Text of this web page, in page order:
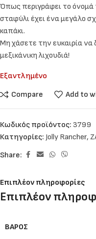
Όπως περιγράφει το όνομά
σταφύλι έχει ένα μεγάλο
καπάκι.
Μη χάσετε την ευκαιρία να
μεξικάνικη λιχουδιά!
Εξαντλημένο
Compare
Add to
Κωδικός προϊόντος: 3799
Κατηγορίες: Jolly Rancher,
Share:
Επιπλέον πληροφορίες
Επιπλέον
ΒΆΡΟΣ